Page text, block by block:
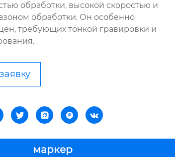
обработки, высокой скоростью и
обработки. Он особенно
требующих тонкой гравировки и
   
маркер